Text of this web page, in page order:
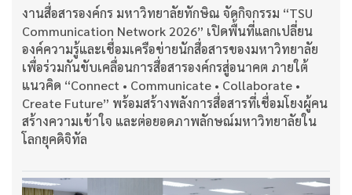
งานสื่อสารองค์กร มหาวิทยาลัยทักษิณ จัดกิจกรรม “TSU
Communication Network 2026” เปิดพื้นที่แลกเปลี่ยน
องค์ความรู้และเชื่อมเครือข่ายนักสื่อสารของมหาวิทยาลัย
เพื่อร่วมกันขับเคลื่อนการสื่อสารองค์กรสู่อนาคต ภายใต้
แนวคิด “Connect • Communicate • Collaborate •
Create Future” พร้อมสร้างพลังการสื่อสารที่เชื่อมโยงผู้คน
สร้างความเข้าใจ และต่อยอดภาพลักษณ์มหาวิทยาลัยใน
โลกยุคดิจิทัล